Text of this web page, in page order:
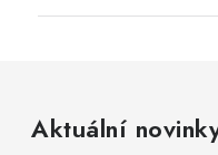
Aktuální